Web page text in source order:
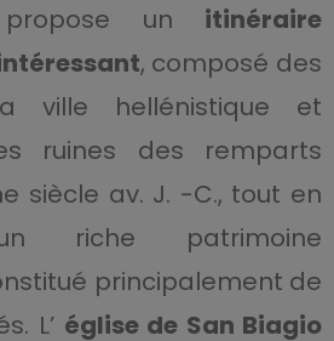
un itinéraire
, composé des
ville hellénistique et
ruines des remparts
siècle av. J. -C., tout en
riche patrimoine
principalement de
L’ église de San Biagio